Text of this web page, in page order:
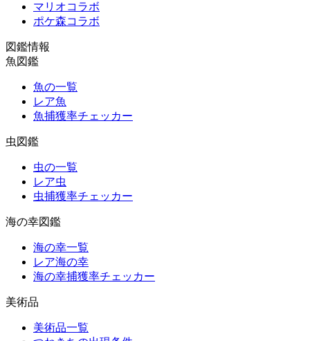
マリオコラボ
ポケ森コラボ
図鑑情報
魚図鑑
魚の一覧
レア魚
魚捕獲率チェッカー
虫図鑑
虫の一覧
レア虫
虫捕獲率チェッカー
海の幸図鑑
海の幸一覧
レア海の幸
海の幸捕獲率チェッカー
美術品
美術品一覧